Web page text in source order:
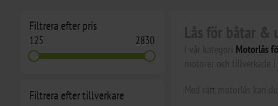
Filtrera efter pris
125 2830
Filtrera efter tillverkare
Motorlås